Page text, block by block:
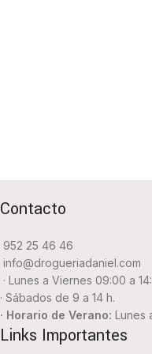
Contacto
952 25 46 46
info@drogueriadaniel.com
· Lunes a Viernes 09:00 a
· Sábados de 9 a 14 h.
· Horario de Verano: Lunes
Links Importantes